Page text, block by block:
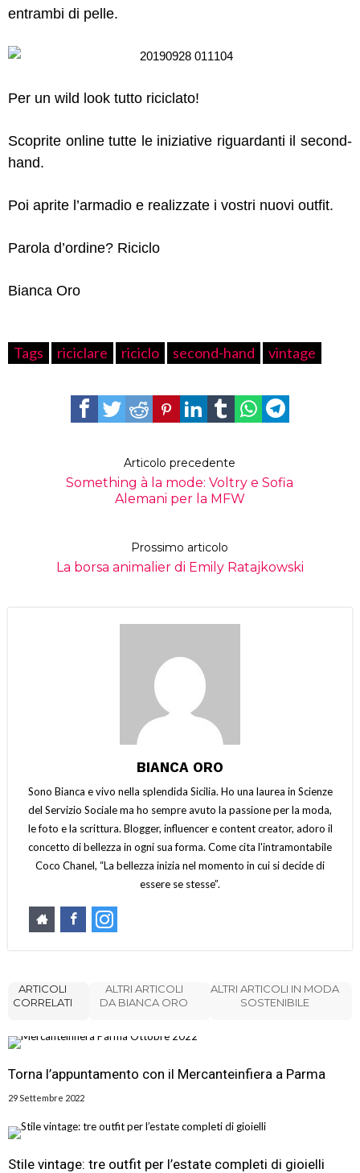
entrambi di pelle.
Per un wild look tutto riciclato!
Scoprite online tutte le iniziative riguardanti il second-
hand.
Poi aprite l’armadio e realizzate i vostri nuovi outfit.
Parola d’ordine? Riciclo
Bianca Oro
Tags riciclare riciclo second-hand vintage
Articolo precedente
Something à la mode: Voltry e Sofia
Alemani per la MFW
Prossimo articolo
La borsa animalier di Emily Ratajkowski
BIANCA ORO
Sono Bianca e vivo nella splendida Sicilia. Ho una laurea in Scienze
del Servizio Sociale ma ho sempre avuto la passione per la moda,
le foto e la scrittura. Blogger, influencer e content creator, adoro il
concetto di bellezza in ogni sua forma. Come cita l'intramontabile
Coco Chanel, “La bellezza inizia nel momento in cui si decide di
essere se stesse”.
ARTICOLI
CORRELATI
ALTRI ARTICOLI
DA BIANCA ORO
ALTRI ARTICOLI IN MODA
SOSTENIBILE
Torna l’appuntamento con il Mercanteinfiera a Parma
29 Settembre 2022
Stile vintage: tre outfit per l’estate completi di gioielli